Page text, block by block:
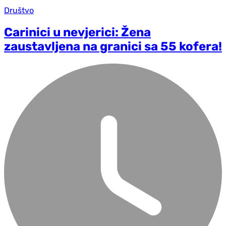
Društvo
Carinici u nevjerici: Žena
zaustavljena na granici sa 55 kofera!